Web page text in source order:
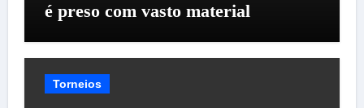
é preso com vasto material
Torneios